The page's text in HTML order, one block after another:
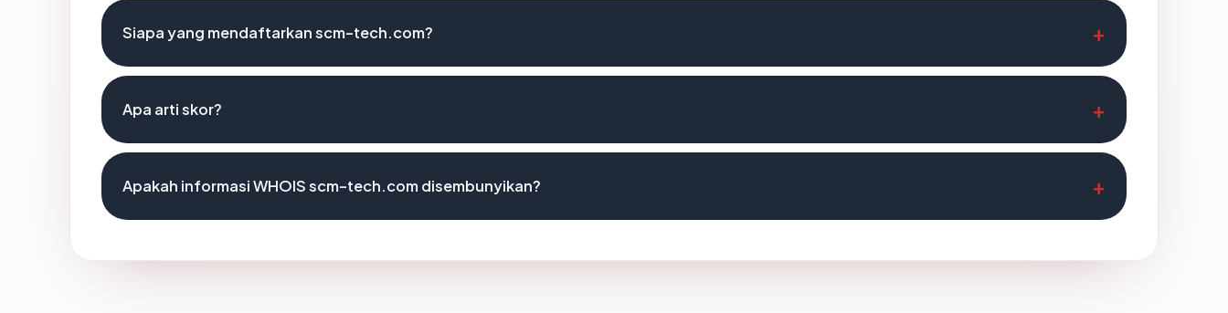
Siapa yang mendaftarkan scm-tech.com?
Apa arti skor?
Apakah informasi WHOIS scm-tech.com disembunyikan?